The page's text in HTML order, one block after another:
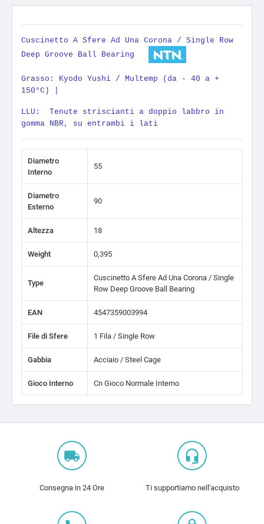
Cuscinetto A Sfere Ad Una Corona / Single Row
Deep Groove Ball Bearing
Grasso: Kyodo Yushi / Multemp (da - 40 a +
150°C) |
LLU: Tenute striscianti a doppio labbro in
gomma NBR, su entrambi i lati
Diametro
Interno
55
Diametro
Esterno
90
Altezza 18
Weight 0,395
Type
Cuscinetto A Sfere Ad Una Corona / Single
Row Deep Groove Ball Bearing
EAN 4547359003994
File di Sfere 1 Fila / Single Row
Gabbia Acciaio / Steel Cage
Gioco Interno Cn Gioco Normale Interno
local_shipping
Consegna in 24 Ore
headset_mic
Ti supportiamo nell'acquisto